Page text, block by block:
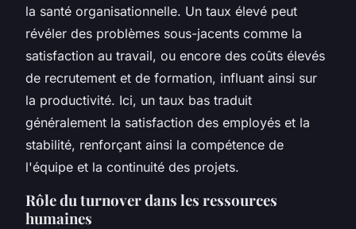
la santé organisationnelle. Un taux élevé peut
révéler des problèmes sous-jacents comme la
satisfaction au travail, ou encore des coûts élevés
de recrutement et de formation, influant ainsi sur
la productivité. Ici, un taux bas traduit
généralement la satisfaction des employés et la
stabilité, renforçant ainsi la compétence de
l'équipe et la continuité des projets.
Rôle du turnover dans les ressources
humaines